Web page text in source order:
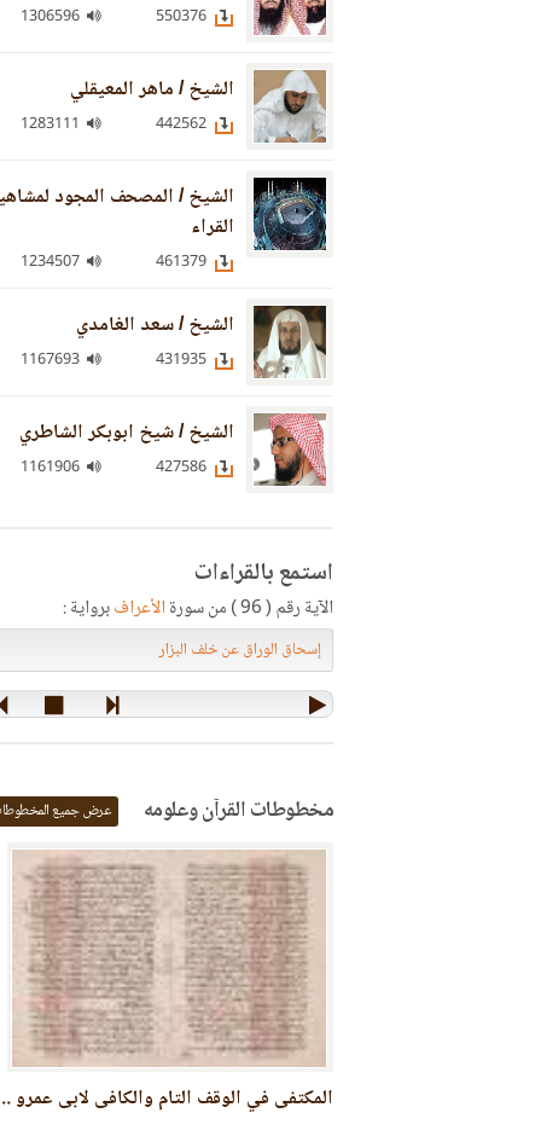
الشيخ / ماهر المعيقلي
الشيخ / المصحف المجود
القراء
الشيخ / سعد الغامدي
الشيخ / شيخ ابوبكر الشاطري
استمع بالقراءات
الآية رقم ( 96 ) من سورة الأعرافبرواية :
مخطوطات القرآن وعلومه عرض جميع
المكتفى في الوقف التام والكافى لابى عمرو ..